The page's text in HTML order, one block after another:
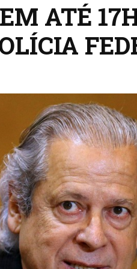
ATÉ